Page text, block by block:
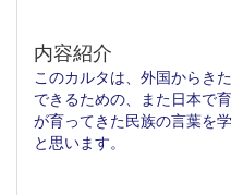
内容紹介
このカルタは、外国からき
できるための、また日本で
が育ってきた民族の言葉を
と思います。